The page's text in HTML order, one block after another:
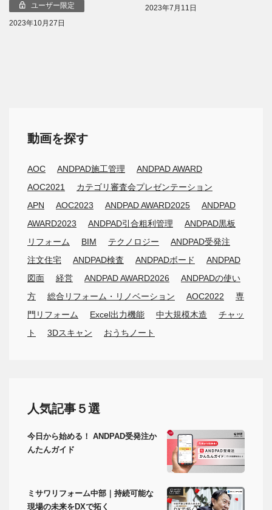
ユーザー限定
2023年10月27日
2023年7月11日
動画を探す
AOC ANDPAD施工管理
ANDPAD AWARD
AOC2021
カテゴリ審査会プレゼンテーション
APN
AOC2023 ANDPAD AWARD2025
ANDPAD
AWARD2023
ANDPAD引合粗利管理
ANDPAD黒板
リフォーム
BIM テクノロジー
ANDPAD受発注
注文住宅
ANDPAD検査 ANDPADボード
ANDPAD
図面
経営 ANDPAD AWARD2026
ANDPADの使い
方
総合リフォーム・リノベーション AOC2022
専
門リフォーム
Excel出力機能 中大規模木造
チャッ
ト
3Dスキャン おうちノート
人気記事５選
今日から始める！ ANDPAD受発注か
んたんガイド
ミサワリフォーム中部｜持続可能な
現場の未来をDXで拓く